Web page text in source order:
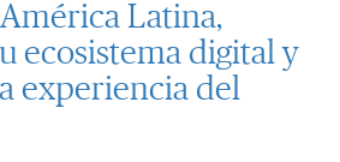
Latina,
ecosistema digital y
experiencia del